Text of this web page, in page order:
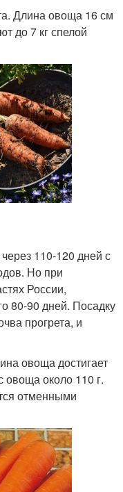
Длина овоща 16 см
до 7 кг спелой
110-120 дней с
Но при
России,
80-90 дней. Посадку
прогрета, и
овоща достигает
около 110 г.
отменными